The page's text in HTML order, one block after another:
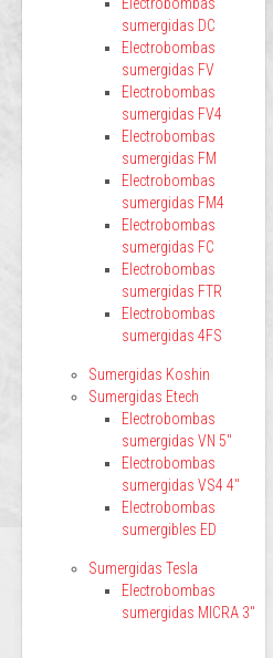
sumergidas DC
Electrobombas
sumergidas FV
Electrobombas
sumergidas FV4
Electrobombas
sumergidas FM
Electrobombas
sumergidas FM4
Electrobombas
sumergidas FC
Electrobombas
sumergidas FTR
Electrobombas
sumergidas 4FS
Sumergidas Koshin
Sumergidas Etech
Electrobombas
sumergidas VN 5"
Electrobombas
sumergidas VS4 4"
Electrobombas
sumergibles ED
Sumergidas Tesla
Electrobombas
sumergidas MICRA 3"